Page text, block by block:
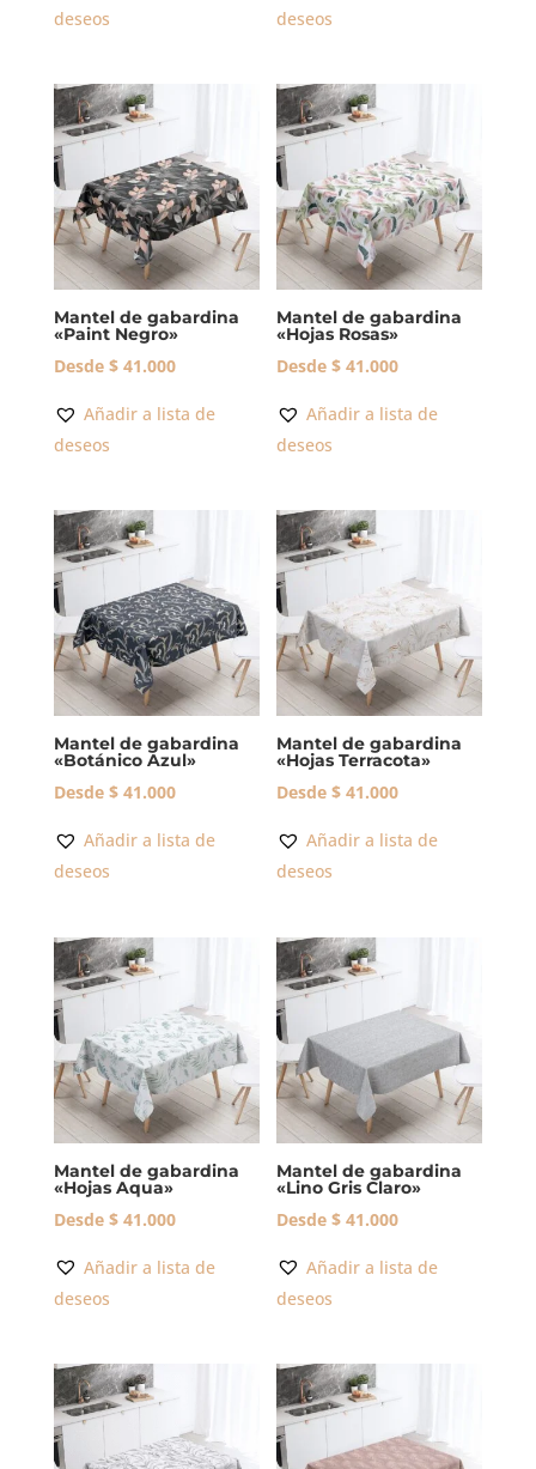
deseos
deseos
Mantel de gabardina
«Paint Negro»
Desde $41.000
Añadir a lista de
deseos
Mantel de gabardina
«Hojas Rosas»
Desde $ 41.000
Añadir a lista de
deseos
Mantel de gabardina
«Botánico Azul»
Desde $41.000
Añadir a lista de
deseos
Mantel de gabardina
«Hojas Terracota»
Desde $ 41.000
Añadir a lista de
deseos
Mantel de gabardina
«Hojas Aqua»
Desde $41.000
Añadir a lista de
deseos
Mantel de gabardina
«Lino Gris Claro»
Desde $ 41.000
Añadir a lista de
deseos